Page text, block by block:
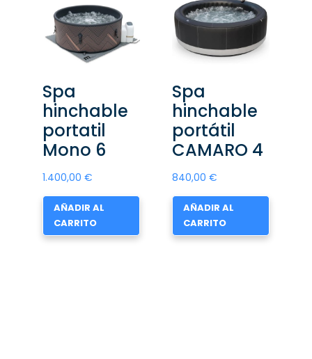
Spa
hinchable
portatil
Mono 6
1.400,00 €
AÑADIR AL
CARRITO
Spa
hinchable
portátil
CAMARO 4
840,00€
AÑADIR AL
CARRITO